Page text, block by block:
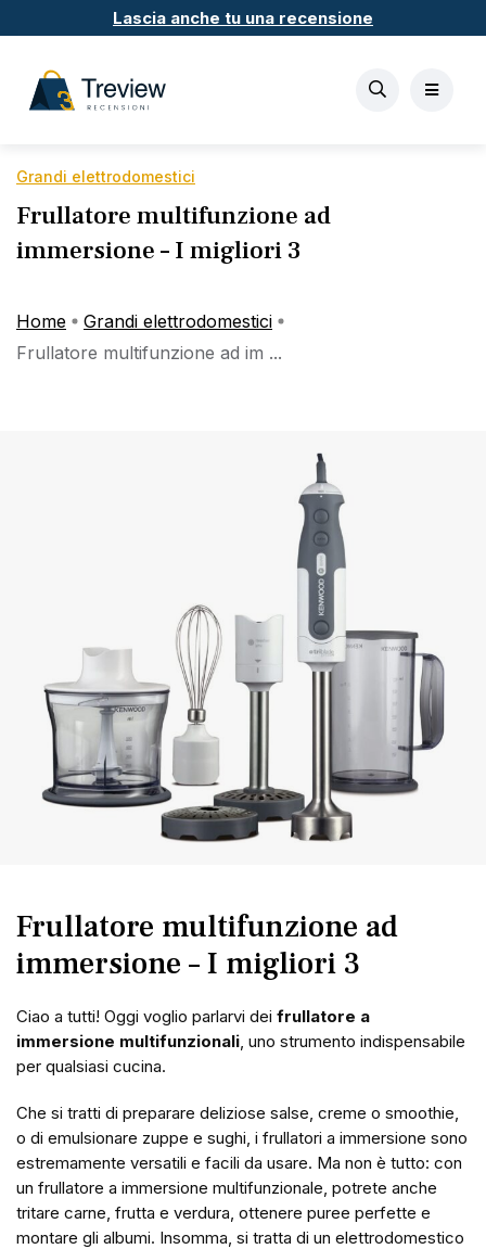
Lascia anche tu una recensione
Grandi elettrodomestici
Frullatore multifunzione ad
immersione – I migliori 3
Home
Grandi elettrodomestici
Frullatore multifunzione ad im ...
Frullatore multifunzione ad
immersione – I migliori 3
Ciao a tutti! Oggi voglio parlarvi dei frullatore a
immersione multifunzionali, uno strumento indispensabile
per qualsiasi cucina.
Che si tratti di preparare deliziose salse, creme o smoothie,
o di emulsionare zuppe e sughi, i frullatori a immersione sono
estremamente versatili e facili da usare. Ma non è tutto: con
un frullatore a immersione multifunzionale, potrete anche
tritare carne, frutta e verdura, ottenere puree perfette e
montare gli albumi. Insomma, si tratta di un elettrodomestico